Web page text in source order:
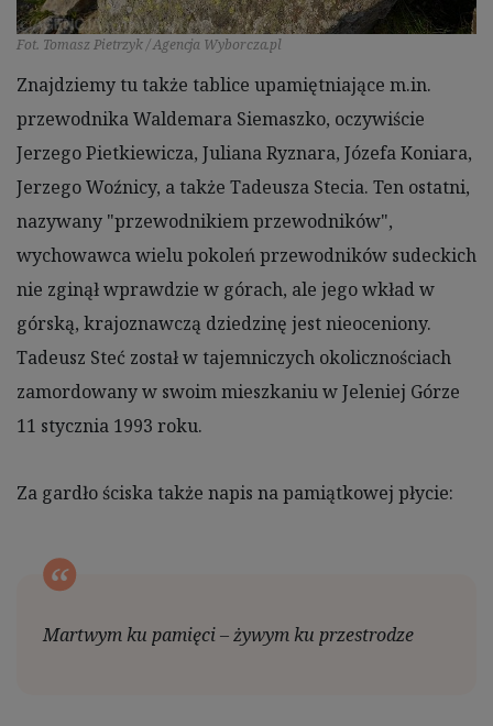
Fot. Tomasz Pietrzyk / Agencja Wyborcza.pl
Znajdziemy tu także tablice upamiętniające m.in.
przewodnika Waldemara Siemaszko, oczywiście
Jerzego Pietkiewicza, Juliana Ryznara, Józefa Koniara,
Jerzego Woźnicy, a także Tadeusza Stecia. Ten ostatni,
nazywany "przewodnikiem przewodników",
wychowawca wielu pokoleń przewodników sudeckich
nie zginął wprawdzie w górach, ale jego wkład w
górską, krajoznawczą dziedzinę jest nieoceniony.
Tadeusz Steć został w tajemniczych okolicznościach
zamordowany w swoim mieszkaniu w Jeleniej Górze
11 stycznia 1993 roku.
Za gardło ściska także napis na pamiątkowej płycie:
Martwym ku pamięci – żywym ku przestrodze